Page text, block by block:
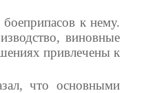
к нему.
виновные
привлечены к
что основными